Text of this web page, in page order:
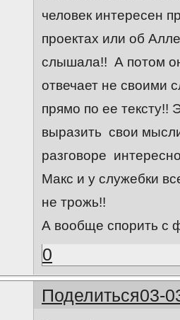
человек интересен
проектах или об
слышала!! А потом
отвечает не своими
прямо по ее тексту!!
выразить свои
разговоре
Макс и у служебки
не трожь!!
А вообще спорить с
0
Поделиться03-